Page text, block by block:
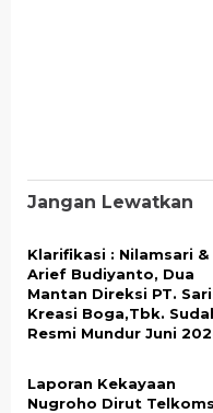
Jangan Lewatkan
Klarifikasi : Nilamsari &
Arief Budiyanto, Dua
Mantan Direksi PT. Sari
Kreasi Boga,Tbk.
Resmi Mundur Juni
Laporan Kekayaan
Nugroho Dirut